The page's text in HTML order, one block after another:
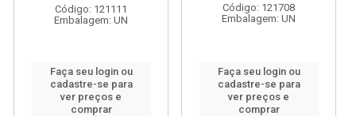
Código: 121111
Embalagem: UN
Faça seu login ou
cadastre-se para
ver preços e
comprar
Código: 121708
Embalagem: UN
Faça seu login ou
cadastre-se para
ver preços e
comprar